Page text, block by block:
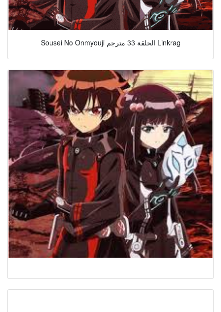
Sousei No Onmyouji الحلقة 33 مترجم Linkrag